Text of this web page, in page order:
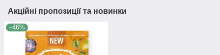
Акційні пропозиції та новинки
–46%